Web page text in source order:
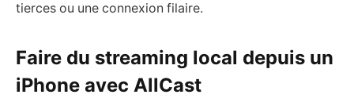
tierces ou une connexion filaire.
Faire du streaming local depuis un
iPhone avec AllCast